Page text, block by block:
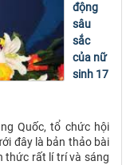
động
sâu
sắc
của nữ
sinh 17
Quốc, tổ chức hội
đây là bản thảo bài
thức rất lí trí và sáng